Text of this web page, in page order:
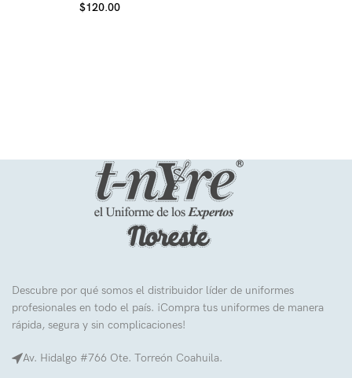
$120.00
Descubre por qué somos el distribuidor líder de uniformes
profesionales en todo el país. ¡Compra tus uniformes de manera
rápida, segura y sin complicaciones!
Av. Hidalgo #766 Ote. Torreón Coahuila.